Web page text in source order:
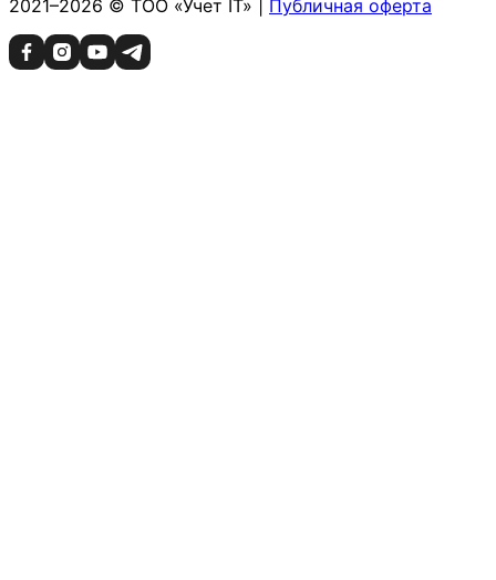
2021–2026 © ТОО «Учет IT» | Публичная оферта